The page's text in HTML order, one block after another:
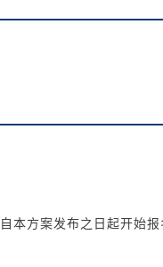
本方案发布之日起开始